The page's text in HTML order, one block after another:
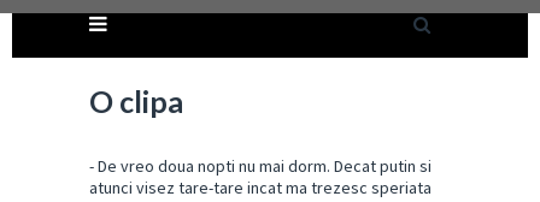
O clipa
- De vreo doua nopti nu mai dorm. Decat putin si
atunci visez tare-tare incat ma trezesc speriata